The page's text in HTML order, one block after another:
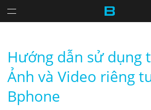
Hướng dẫn sử dụng
Ảnh và Video riêng
Bphone